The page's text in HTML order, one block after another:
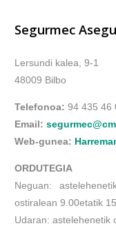
Segurmec
Lersundi kalea, 9-1
48009 Bilbo
Telefonoa: 94 435 46
Email:
Web-gunea:
ORDUTEGIA
Neguan:
ostiralean 9.00etatik
Udaran: astelehenetik